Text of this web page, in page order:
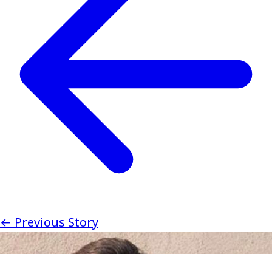
← Previous Story